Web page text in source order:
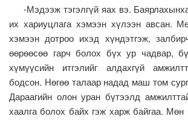
-Мэдээж тэгэлгүй яах вэ.
их хариуцлага хэмээн хүлээн авсан.
хэмээн дотроо ихэд хүндэтгэж,
өөрөөсөө гарч болох бүх ур чадвар,
хүмүүсийн итгэлийг алдахгүй
бодсон. Нөгөө талаар надад маш том
Дараагийн олон уран бүтээлд
хаалга болох байх гэж харж байгаа. Мөн